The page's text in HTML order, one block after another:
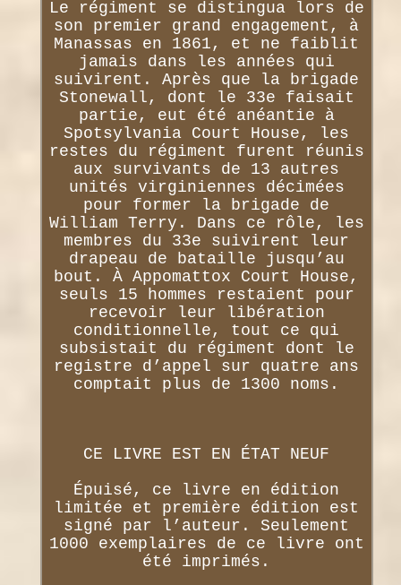
Le régiment se distingua lors de
son premier grand engagement, à
Manassas en 1861, et ne faiblit
jamais dans les années qui
suivirent. Après que la brigade
Stonewall, dont le 33e faisait
partie, eut été anéantie à
Spotsylvania Court House, les
restes du régiment furent réunis
aux survivants de 13 autres
unités virginiennes décimées
pour former la brigade de
William Terry. Dans ce rôle, les
membres du 33e suivirent leur
drapeau de bataille jusqu’au
bout. À Appomattox Court House,
seuls 15 hommes restaient pour
recevoir leur libération
conditionnelle, tout ce qui
subsistait du régiment dont le
registre d’appel sur quatre ans
comptait plus de 1300 noms.
CE LIVRE EST EN ÉTAT NEUF
Épuisé, ce livre en édition
limitée et première édition est
signé par l’auteur. Seulement
1000 exemplaires de ce livre ont
été imprimés.